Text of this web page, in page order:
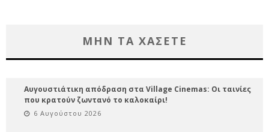
ΜΗΝ ΤΑ ΧΑΣΕΤΕ
Αυγουστιάτικη απόδραση στα Village Cinemas: Οι ταινίες
που κρατούν ζωντανό το καλοκαίρι!
6 Αυγούστου 2026